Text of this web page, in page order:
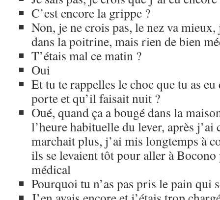
C’est encore la grippe ?
Non, je ne crois pas, le nez va mieux,
dans la poitrine, mais rien de bien
T’étais mal ce matin ?
Oui
Et tu te rappelles le choc que tu as
porte et qu’il faisait nuit ?
Oué, quand ça a bougé dans la
l’heure habituelle du lever, après
marchait plus, j’ai mis longtemps à
ils se levaient tôt pour aller à
médical
Pourquoi tu n’as pas pris le pain qui